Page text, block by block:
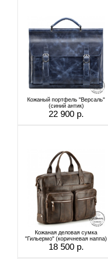
Кожаный портфель "Версаль"
(cиний антик)
22 900 р.
Кожаная деловая сумка
"Гильермо" (коричневая наппа)
18 500 р.